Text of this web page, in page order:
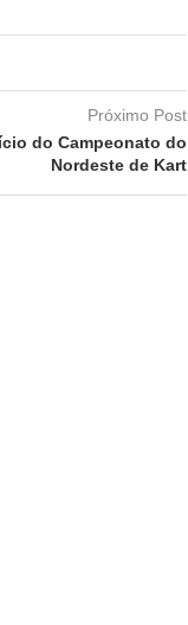
Próximo Post
do Campeonato do
Nordeste de Kart